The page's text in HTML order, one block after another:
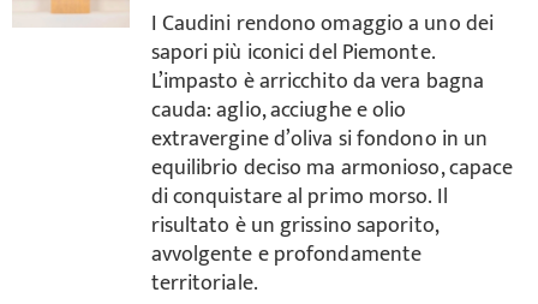
I Caudini rendono omaggio a uno dei
sapori più iconici del Piemonte.
L’impasto è arricchito da vera bagna
cauda: aglio, acciughe e olio
extravergine d’oliva si fondono in un
equilibrio deciso ma armonioso, capace
di conquistare al primo morso. Il
risultato è un grissino saporito,
avvolgente e profondamente
territoriale.